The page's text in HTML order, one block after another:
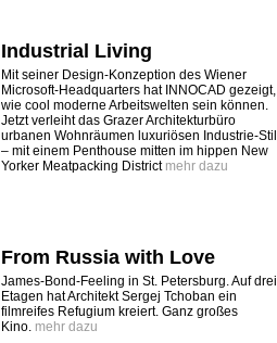
Industrial Living
Mit seiner Design-Konzeption des Wiener
Microsoft-Headquarters hat INNOCAD gezeigt,
wie cool moderne Arbeitswelten sein können.
Jetzt verleiht das Grazer Architekturbüro
urbanen Wohnräumen luxuriösen Industrie-Stil
– mit einem Penthouse mitten im hippen New
Yorker Meatpacking District mehr dazu
From Russia with Love
James-Bond-Feeling in St. Petersburg. Auf drei
Etagen hat Architekt Sergej Tchoban ein
filmreifes Refugium kreiert. Ganz großes
Kino. mehr dazu